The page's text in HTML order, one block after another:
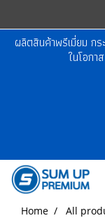
ผลิตสินค้าพรีเมี่ยม ก
ในโอกา
Home All